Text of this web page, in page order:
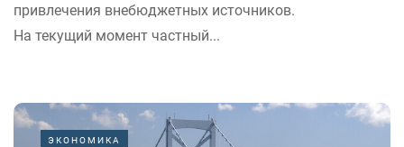
привлечения внебюджетных источников.
На текущий момент частный...
ЭКОНОМИКА